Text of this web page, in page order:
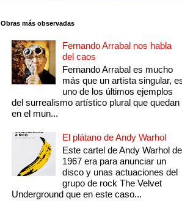
Obras más observadas
Fernando Arrabal nos habla
del caos
Fernando Arrabal es mucho
más que un artista singular,
uno de los últimos ejemplos
del surrealismo artístico plural que quedan
en el mun...
El plátano de Andy Warhol
Este cartel de Andy Warhol de
1967 era para anunciar un
disco y unas actuaciones del
grupo de rock The Velvet
Underground que en este caso...